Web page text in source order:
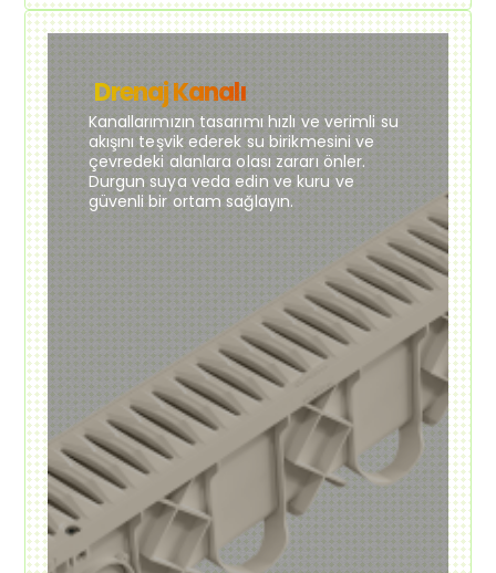
Drenaj Kanalı
Kanallarımızın tasarımı hızlı ve verimli su
akışını teşvik ederek su birikmesini ve
çevredeki alanlara olası zararı önler.
Durgun suya veda edin ve kuru ve
güvenli bir ortam sağlayın.